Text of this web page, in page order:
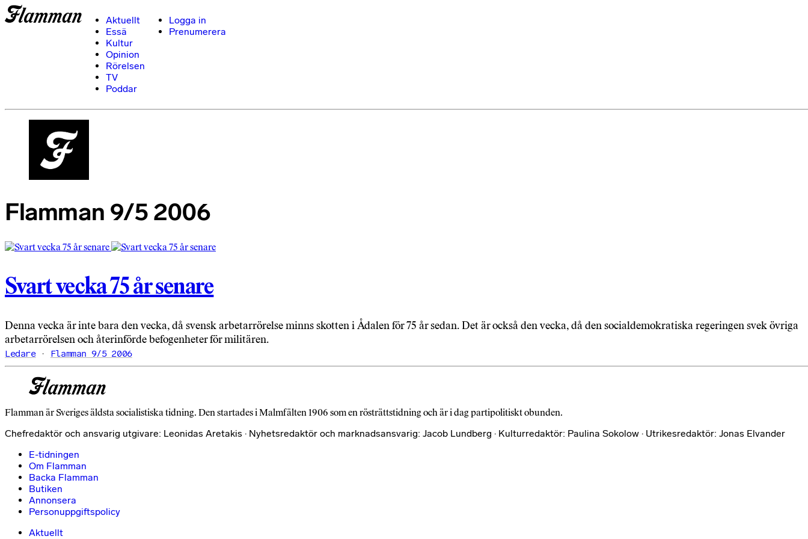
Aktuellt
Essä
Kultur
Opinion
Rörelsen
TV
Poddar
Logga in
Prenumerera
Flamman 9/5 2006
Svart vecka 75 år senare
Denna vecka är inte bara den vecka, då svensk arbetarrörelse minns skotten i Ådalen för 75 år sedan. Det är också den vecka, då den socialdemokratiska regeringen svek övriga
arbetarrörelsen och återinförde befogenheter för militären.
Ledare Flamman 9/5 2006
Flamman är Sveriges äldsta socialistiska tidning. Den startades i Malmfälten 1906 som en rösträttstidning och är i dag partipolitiskt obunden.
Chefredaktör och ansvarig utgivare: Leonidas Aretakis · Nyhetsredaktör och marknadsansvarig: Jacob Lundberg · Kulturredaktör: Paulina Sokolow · Utrikesredaktör: Jonas Elvander
E-tidningen
Om Flamman
Backa Flamman
Butiken
Annonsera
Personuppgiftspolicy
Aktuellt